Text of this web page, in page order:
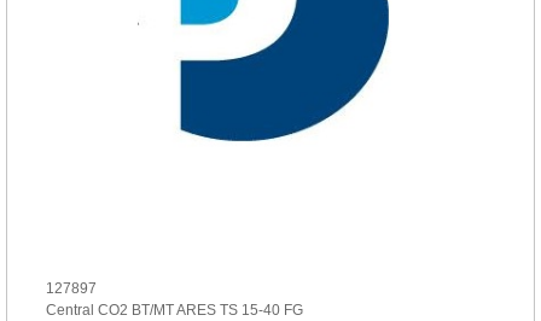
127897
Central CO2 BT/MT ARES TS 15-40 FG